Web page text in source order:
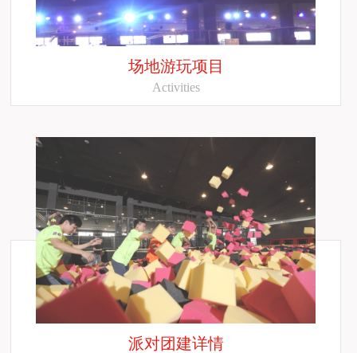
场地游玩项目
Activities
派对团建详情